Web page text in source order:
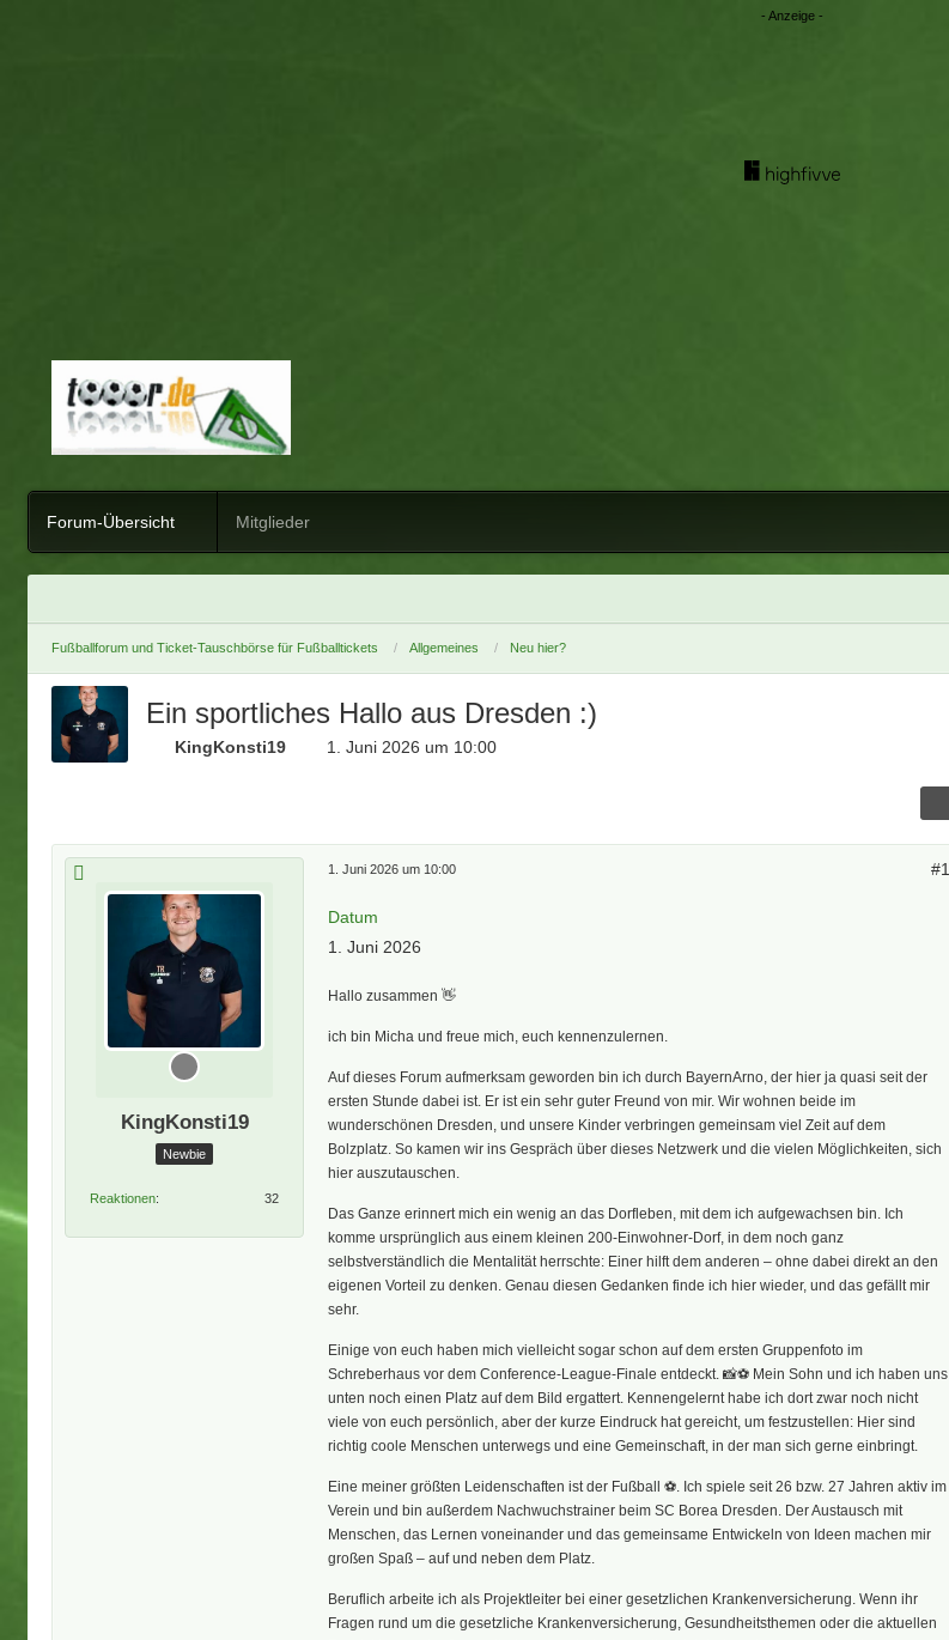
Forum-Übersicht Mitglieder
Fußballforum und Ticket-Tauschbörse für Fußballtickets Allgemeines Neu hier?
Ein sportliches Hallo aus Dresden :)
KingKonsti19 1. Juni 2026 um 10:00
KingKonsti19
Newbie
Reaktionen 32
1. Juni 2026 um 10:00 #1
Datum
1. Juni 2026
Hallo zusammen 👋
ich bin Micha und freue mich, euch kennenzulernen.
Auf dieses Forum aufmerksam geworden bin ich durch BayernArno, der hier ja quasi seit der
ersten Stunde dabei ist. Er ist ein sehr guter Freund von mir. Wir wohnen beide im
wunderschönen Dresden, und unsere Kinder verbringen gemeinsam viel Zeit auf dem
Bolzplatz. So kamen wir ins Gespräch über dieses Netzwerk und die vielen Möglichkeiten, sich
hier auszutauschen.
Das Ganze erinnert mich ein wenig an das Dorfleben, mit dem ich aufgewachsen bin. Ich
komme ursprünglich aus einem kleinen 200-Einwohner-Dorf, in dem noch ganz
selbstverständlich die Mentalität herrschte: Einer hilft dem anderen – ohne dabei direkt an den
eigenen Vorteil zu denken. Genau diesen Gedanken finde ich hier wieder, und das gefällt mir
sehr.
Einige von euch haben mich vielleicht sogar schon auf dem ersten Gruppenfoto im
Schreberhaus vor dem Conference-League-Finale entdeckt. 📸⚽ Mein Sohn und ich haben uns
unten noch einen Platz auf dem Bild ergattert. Kennengelernt habe ich dort zwar noch nicht
viele von euch persönlich, aber der kurze Eindruck hat gereicht, um festzustellen: Hier sind
richtig coole Menschen unterwegs und eine Gemeinschaft, in der man sich gerne einbringt.
Eine meiner größten Leidenschaften ist der Fußball ⚽. Ich spiele seit 26 bzw. 27 Jahren aktiv im
Verein und bin außerdem Nachwuchstrainer beim SC Borea Dresden. Der Austausch mit
Menschen, das Lernen voneinander und das gemeinsame Entwickeln von Ideen machen mir
großen Spaß – auf und neben dem Platz.
Beruflich arbeite ich als Projektleiter bei einer gesetzlichen Krankenversicherung. Wenn ihr
Fragen rund um die gesetzliche Krankenversicherung, Gesundheitsthemen oder die aktuellen